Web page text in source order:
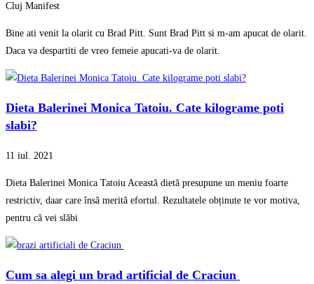
Cluj Manifest
Bine ati venit la olarit cu Brad Pitt. Sunt Brad Pitt si m-am apucat de olarit.
Daca va despartiti de vreo femeie apucati-va de olarit.
Dieta Balerinei Monica Tatoiu. Cate kilograme poti
slabi?
11 iul. 2021
Dieta Balerinei Monica Tatoiu Această dietă presupune un meniu foarte
restrictiv, daar care însă merită efortul. Rezultatele obținute te vor motiva,
pentru că vei slăbi
Cum sa alegi un brad artificial de Craciun